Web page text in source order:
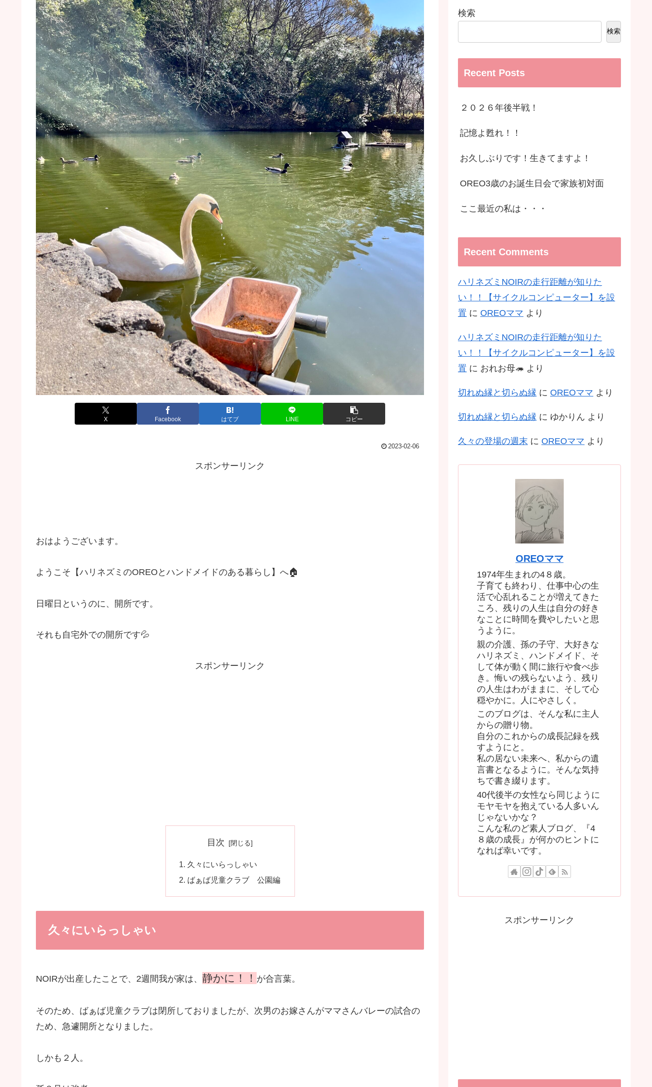
X Facebook はてブ LINE コピー
2023-02-06
スポンサーリンク
おはようございます。
ようこそ【ハリネズミのOREOとハンドメイドのある暮らし】へ🏠
日曜日というのに、開所です。
それも自宅外での開所です💦
スポンサーリンク
目次
久々にいらっしゃい
ばぁば児童クラブ 公園編
久々にいらっしゃい
NOIRが出産したことで、2週間我が家は、 静かに ！！ が合言葉。
そのため、ばぁば児童クラブは閉所しておりましたが、次男のお嫁さんがママさんバレーの試合の
ため、急遽開所となりました。
しかも２人。
検索
検索
Recent Posts
２０２６年後半戦！
記憶よ甦れ！！
お久しぶりです！生きてますよ！
OREO3歳のお誕生日会で家族初対面
ここ最近の私は・・・
Recent Comments
ハリネズミNOIRの走行距離が知りた
い！！【サイクルコンピューター】を設
置 に OREOママ より
ハリネズミNOIRの走行距離が知りた
い！！【サイクルコンピューター】を設
置 に おれお母🦔 より
切れぬ縁と切らぬ縁 に OREOママ より
切れぬ縁と切らぬ縁 に ゆかりん より
久々の登場の週末 に OREOママ より
OREOママ
1974年生まれの4８歳。
子育ても終わり、仕事中心の生
活で心乱れることが増えてきた
ころ、残りの人生は自分の好き
なことに時間を費やしたいと思
うように。
親の介護、孫の子守、大好きな
ハリネズミ、ハンドメイド、そ
して体が動く間に旅行や食べ歩
き。悔いの残らないよう、残り
の人生はわがままに、そして心
穏やかに。人にやさしく。
このブログは、そんな私に主人
からの贈り物。
自分のこれからの成長記録を残
すようにと。
私の居ない未来へ、私からの遺
言書となるように。そんな気持
ちで書き綴ります。
40代後半の女性なら同じように
モヤモヤを抱えている人多いん
じゃないかな？
こんな私のど素人ブログ、『4
８歳の成長』が何かのヒントに
なれば幸いです。
スポンサーリンク